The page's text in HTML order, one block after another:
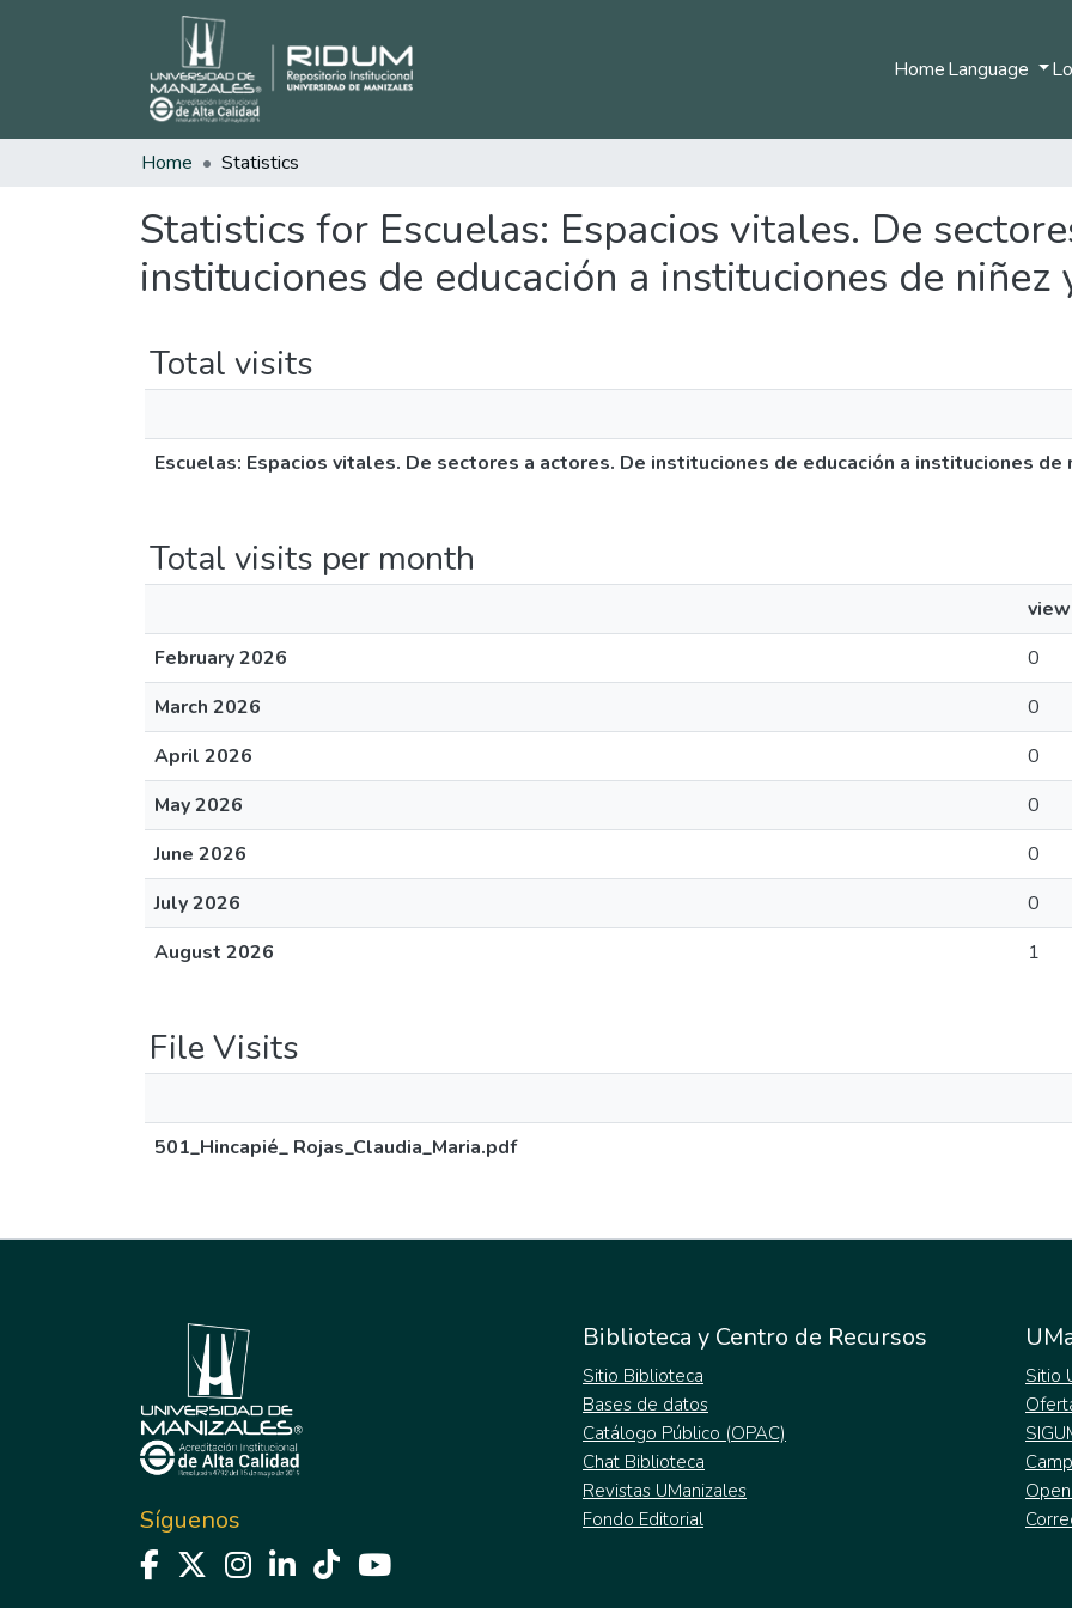
HomeLanguage
Home Statistics
Statistics for Escuelas: Espacios vitales. De
instituciones de educación a instituciones de niñez
Total visits
Escuelas: Espacios vitales. De sectores a actores. De instituciones de educación a instituciones de
Total visits per month
February 2026
0
March 2026
0
April 2026
0
May 2026
0
June 2026
0
July 2026
0
August 2026
1
File Visits
501_Hincapié_ Rojas_Claudia_Maria.pdf
Síguenos
Biblioteca y Centro de Recursos
Sitio Biblioteca
Bases de datos
Catálogo Público (OPAC)
Chat Biblioteca
Revistas UManizales
Fondo Editorial
Sitio